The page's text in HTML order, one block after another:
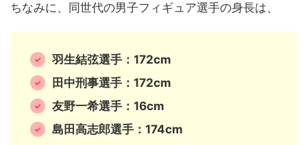
ちなみに、同世代の男子フィギュア選手の身長は、
羽生結弦選手：172cm
田中刑事選手：172cm
友野一希選手：16cm
島田高志郎選手：174cm